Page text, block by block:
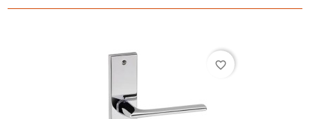
favorite_border